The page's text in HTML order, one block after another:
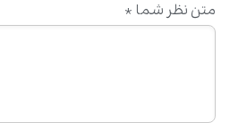
متن نظر شما *